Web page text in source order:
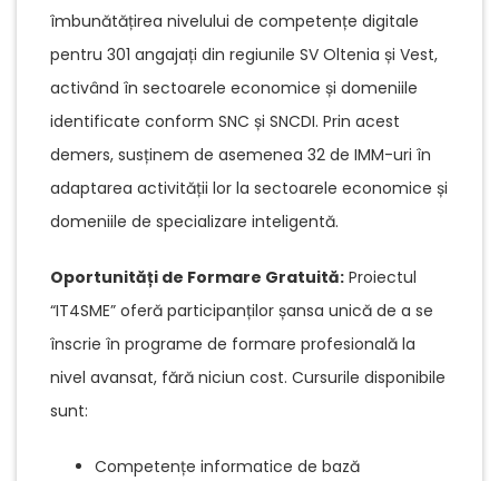
îmbunătățirea nivelului de competențe digitale
pentru 301 angajați din regiunile SV Oltenia și Vest,
activând în sectoarele economice și domeniile
identificate conform SNC și SNCDI. Prin acest
demers, susținem de asemenea 32 de IMM-uri în
adaptarea activității lor la sectoarele economice și
domeniile de specializare inteligentă.
Oportunități de Formare Gratuită: Proiectul
“IT4SME” oferă participanților șansa unică de a se
înscrie în programe de formare profesională la
nivel avansat, fără niciun cost. Cursurile disponibile
sunt:
Competențe informatice de bază